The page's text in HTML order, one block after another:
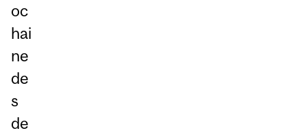
oc
hai
ne
de
s
de